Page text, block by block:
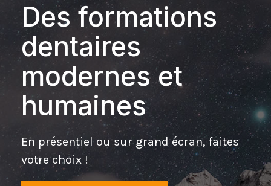
Des formations
dentaires
modernes et
humaines
En présentiel ou sur grand écran, faites
votre choix !